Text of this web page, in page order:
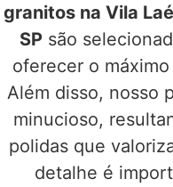
granitos na Vila
SP são
oferecer o
Além disso, nosso
minucioso,
polidas que
detalhe é